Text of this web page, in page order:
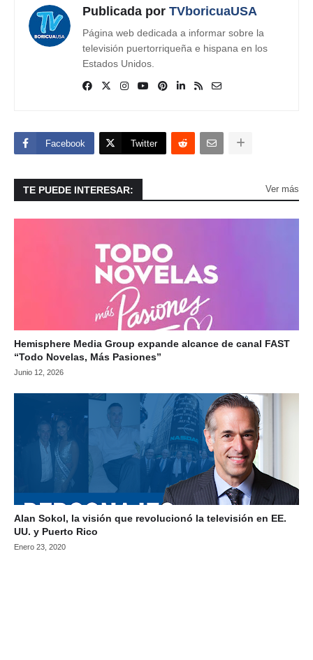
Publicada por TVboricuaUSA
Página web dedicada a informar sobre la
televisión puertorriqueña e hispana en los
Estados Unidos.
Facebook Twitter
TE PUEDE INTERESAR: Ver más
Hemisphere Media Group expande alcance de canal FAST
“Todo Novelas, Más Pasiones”
Junio 12, 2026
Alan Sokol, la visión que revolucionó la televisión en EE.
UU. y Puerto Rico
Enero 23, 2020